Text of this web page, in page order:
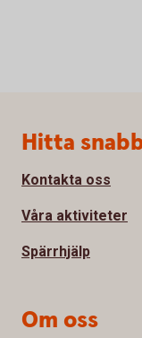
Sidfot
Hitta
Kontakta oss
Våra aktiviteter
Spärrhjälp
Om oss